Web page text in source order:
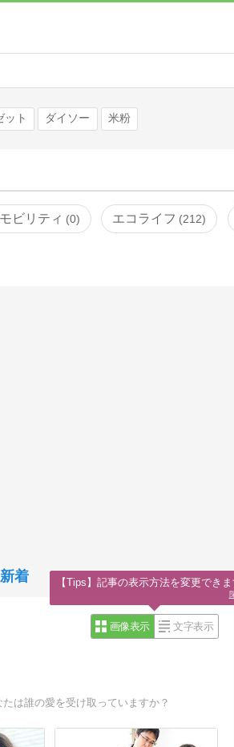
ット ダイソー 米粉
ビリティ 0 エコライフ 212
新着
画像表示 文字表示
は誰の愛を受け取っていますか？
【Tips】記事の表示方法を変更できま